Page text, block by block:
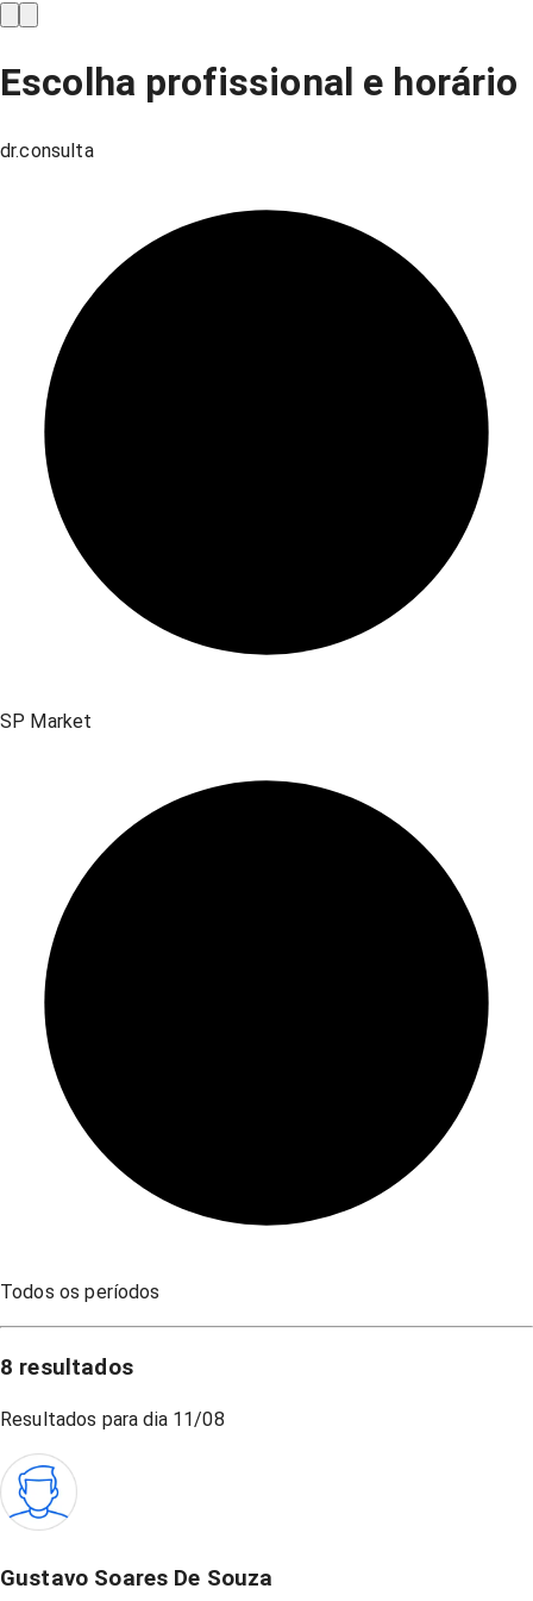
Escolha profissional e horário
dr.consulta
SP Market
Todos os períodos
8 resultados
Resultados para dia 11/08
Gustavo Soares De Souza